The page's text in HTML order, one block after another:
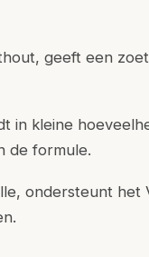
geeft een
in kleine
de formule.
ondersteunt het